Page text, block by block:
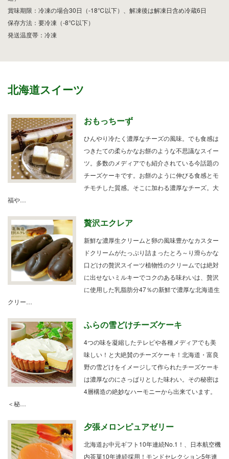
賞味期限：冷凍の場合30日（-18℃以下）、解凍後は解凍日含め冷蔵6日
保存方法：要冷凍（-8℃以下）
発送温度帯：冷凍
北海道スイーツ
おもっちーず
ひんやり冷たく濃厚なチーズの風味。でも食感は
つきたての柔らかなお餅のような不思議なスイー
ツ。多数のメディアでも紹介されている今話題の
チーズケーキです。お餅のように伸びる食感とモ
チモチした質感。そこに加わる濃厚なチーズ。大
福や…
贅沢エクレア
新鮮な濃厚生クリームと卵の風味豊かなカスター
ドクリームがたっぷり詰まったとろ～り滑らかな
口どけの贅沢スイーツ植物性のクリームでは絶対
に出せないミルキーでコクのある味わいは、贅沢
に使用した乳脂肪分47％の新鮮で濃厚な北海道生
クリー…
ふらの雪どけチーズケーキ
4つの味を凝縮したテレビや各種メディアでも美
味しい！と大絶賛のチーズケーキ！北海道・富良
野の雪どけをイメージして作られたチーズケーキ
は濃厚なのにさっぱりとした味わい。その秘密は
4層構造の絶妙なハーモニーから出来ています。
＜秘…
夕張メロンピュアゼリー
北海道お中元ギフト10年連続No.1！、日本航空機
内茶菓10年連続採用！モンドセレクション5年連